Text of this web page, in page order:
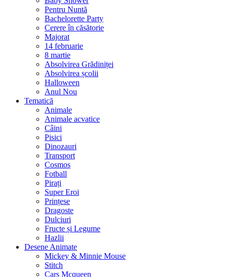
Pentru Nuntă
Bachelorette Party
Cerere în căsătorie
Majorat
14 februarie
8 martie
Absolvirea Grădiniței
Absolvirea școlii
Halloween
Anul Nou
Tematică
Animale
Animale acvatice
Câini
Pisici
Dinozauri
Transport
Cosmos
Fotball
Pirați
Super Eroi
Prințese
Dragoste
Dulciuri
Fructe și Legume
Hazlii
Desene Animate
Mickey & Minnie Mouse
Stitch
Cars Mcqueen